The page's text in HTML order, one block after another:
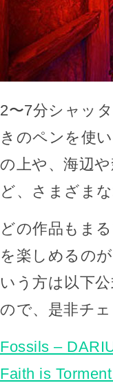
2〜7分シャッ
きのペンを使
の上や、海辺
ど、さまざま
どの作品もま
を楽しめるの
いう方は以下
ので、是非チ
Fossils –
Faith is